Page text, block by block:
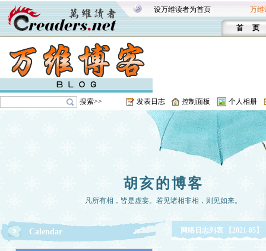
设万维读者为首页 万维
首 页
搜索>> 发表日志 控制面板 个人相册
胡亥的博客
凡所有相，皆是虚妄。若见诸相非相，则见如来。
Calendar 网络日志列表 【2021-05】